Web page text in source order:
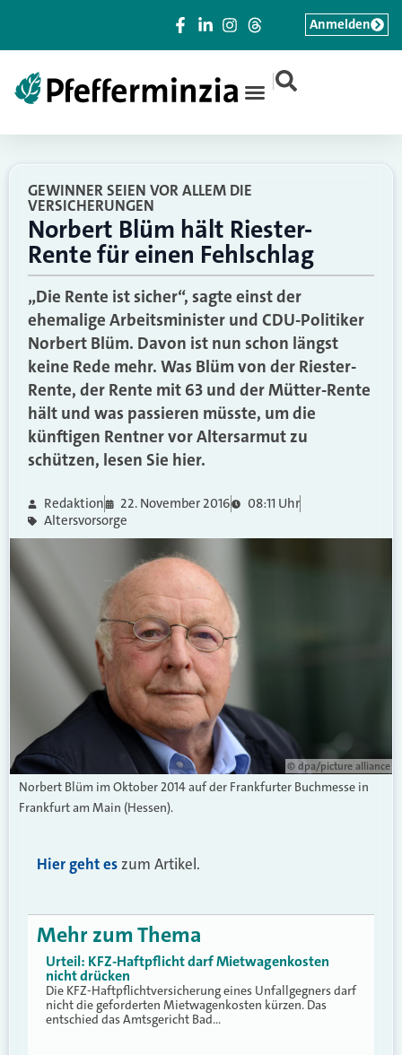
|
Anmelden
GEWINNER SEIEN VOR ALLEM DIE
VERSICHERUNGEN
Norbert Blüm hält Riester-
Rente für einen Fehlschlag
„Die Rente ist sicher“, sagte einst der
ehemalige Arbeitsminister und CDU-Politiker
Norbert Blüm. Davon ist nun schon längst
keine Rede mehr. Was Blüm von der Riester-
Rente, der Rente mit 63 und der Mütter-Rente
hält und was passieren müsste, um die
künftigen Rentner vor Altersarmut zu
schützen, lesen Sie hier.
Redaktion 22. November 2016
08:11 Uhr
Altersvorsorge
© dpa/picture alliance
Norbert Blüm im Oktober 2014 auf der Frankfurter Buchmesse in
Frankfurt am Main (Hessen).
Hier geht eszum Artikel.
Mehr zum Thema
Urteil: KFZ-Haftpflicht darf Mietwagenkosten
nicht drücken
Die KFZ-Haftpflichtversicherung eines Unfallgegners darf
nicht die geforderten Mietwagenkosten kürzen. Das
entschied das Amtsgericht Bad…